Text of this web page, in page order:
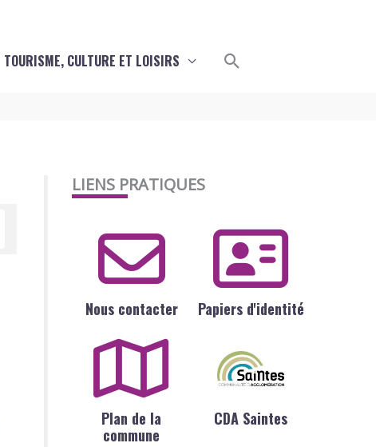
TOURISME, CULTURE ET LOISIRS Rechercher
LIENS PRATIQUES
Nous contacter Papiers d'identité
Plan de la
commune
CDA Saintes